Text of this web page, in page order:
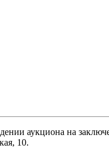
аукциона на
10.